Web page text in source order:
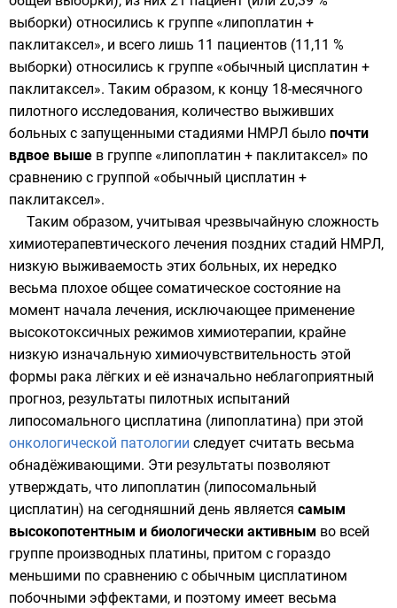
выборки) относились к группе «липоплатин +
паклитаксел», и всего лишь 11 пациентов (11,11 %
выборки) относились к группе «обычный цисплатин +
паклитаксел». Таким образом, к концу 18-месячного
пилотного исследования, количество выживших
больных с запущенными стадиями НМРЛ было почти
вдвое выше в группе «липоплатин + паклитаксел» по
сравнению с группой «обычный цисплатин +
паклитаксел».
Таким образом, учитывая чрезвычайную сложность
химиотерапевтического лечения поздних стадий НМРЛ,
низкую выживаемость этих больных, их нередко
весьма плохое общее соматическое состояние на
момент начала лечения, исключающее применение
высокотоксичных режимов химиотерапии, крайне
низкую изначальную химиочувствительность этой
формы рака лёгких и её изначально неблагоприятный
прогноз, результаты пилотных испытаний
липосомального цисплатина (липоплатина) при этой
онкологической патологии следует считать весьма
обнадёживающими. Эти результаты позволяют
утверждать, что липоплатин (липосомальный
цисплатин) на сегодняшний день является самым
высокопотентным и биологически активным во всей
группе производных платины, притом с гораздо
меньшими по сравнению с обычным цисплатином
побочными эффектами, и поэтому имеет весьма